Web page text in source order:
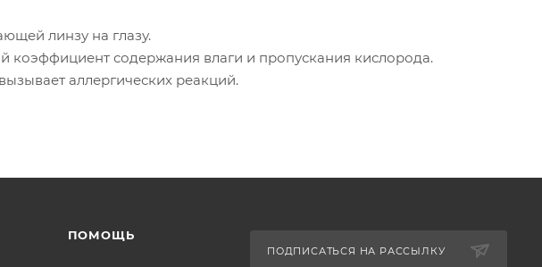
линзу на глазу.
коэффициент содержания влаги и пропускания кислорода.
аллергических реакций.
ПОМОЩЬ
ПОДПИСАТЬСЯ НА РАССЫЛКУ